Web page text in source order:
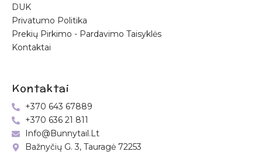
DUK
Privatumo Politika
Prekių Pirkimo - Pardavimo Taisyklės
Kontaktai
Kontaktai
+370 643 67889
+370 636 21 811
Info@bunnytail.lt
Bažnyčių G. 3, Tauragė 72253